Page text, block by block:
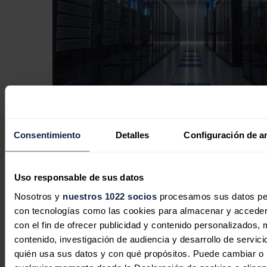
Consentimiento Detalles Configuración de
Uso responsable de sus datos
Nosotros y nuestros 1022 sociosprocesamos sus datos
con tecnologías como las cookies para almacenar y
con el fin de ofrecer publicidad y contenido personalizados,
contenido, investigación de audiencia y desarrollo de
quién usa sus datos y con qué propósitos. Puede cambiar
datos en EEUU priorizan sus
ralentiza la incorporación de nueva
capacidad
José A. Roca 31/07/2026
No hay comentarios
Deja tu comentario